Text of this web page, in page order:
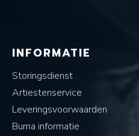
INFORMATIE
Storingsdienst
Artiestenservice
Leveringsvoorwaarden
Buma informatie